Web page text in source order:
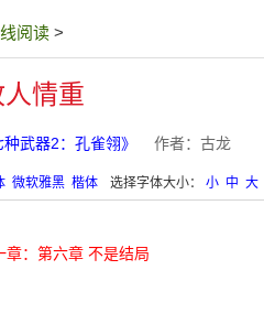
阅读 >
情重
种武器2：孔雀翎》 作者：古龙
微软雅黑 楷体 选择字体大小： 小 中 大
章：第六章 不是结局